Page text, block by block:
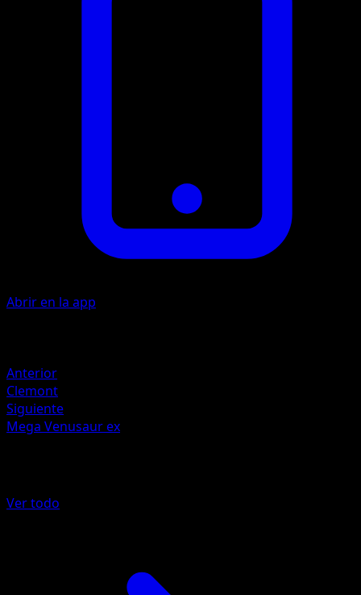
Abrir en la app
Anterior
Clemont
Siguiente
Mega Venusaur ex
Ver todo